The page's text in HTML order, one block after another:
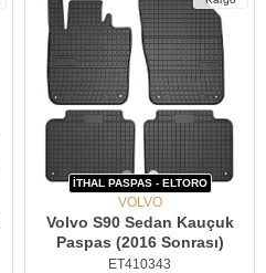
İTHAL PASPAS - ELTORO
VOLVO
Volvo S90 Sedan Kauçuk
Paspas (2016 Sonrası)
ET410343